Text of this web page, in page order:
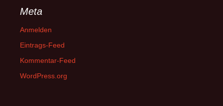
Meta
Anmelden
Eintrags-Feed
Kommentar-Feed
WordPress.org